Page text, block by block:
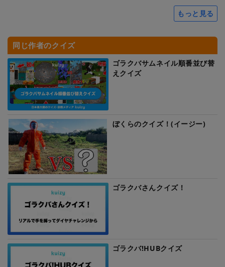
もっと見る
同じ作者のクイズ
ゴラクバサムネイル順番並び替
えクイズ
ぼくらのクイズ！(イージー)
ゴラクバさんクイズ！
ゴラクバ!HUBクイズ